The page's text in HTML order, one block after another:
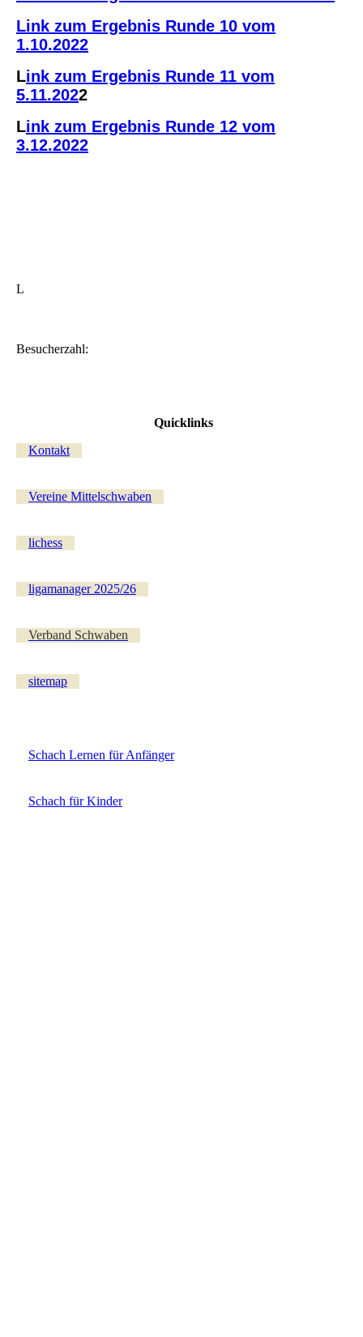
Link zum Ergebnis Runde 10 vom
1.10.2022
Link zum Ergebnis Runde 11 vom
5.11.2022
Link zum Ergebnis Runde 12 vom
3.12.2022
L
Besucherzahl:
Quicklinks
Kontakt
Vereine Mittelschwaben
lichess
ligamanager 2025/26
Verband Schwaben
sitemap
Schach Lernen für Anfänger
Schach für Kinder